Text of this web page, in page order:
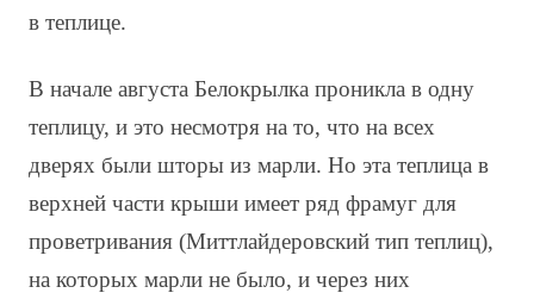
в теплице.
В начале августа Белокрылка проникла в одну
теплицу, и это несмотря на то, что на всех
дверях были шторы из марли. Но эта теплица в
верхней части крыши имеет ряд фрамуг для
проветривания (Миттлайдеровский тип теплиц),
на которых марли не было, и через них